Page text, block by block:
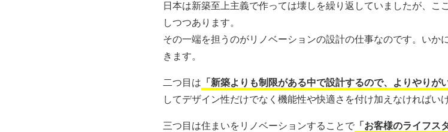
日本は新築至上主義で作っては壊しを繰り返していましたが、こ
しつつあります。
その一端を担うのがリノベーションの設計の仕事なのです。いか
きます。
二つ目は 「新築よりも制限がある中で設計するので、よりやりが
してデザイン性だけでなく機能性や快適さを付け加えなければい
三つ目は住まいをリノベーションすることで 「お客様のライフス